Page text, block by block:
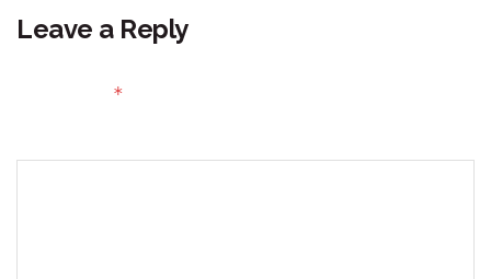
Leave a Reply
*